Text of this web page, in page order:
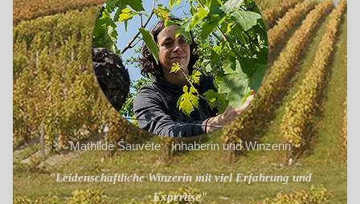
Mathilde Sauvète · Inhaberin und Winzerin
"Leidenschaftliche Winzerin mit viel Erfahrung und
Expertise"
"Biologischer Weinbau seit über 20 Jahren"